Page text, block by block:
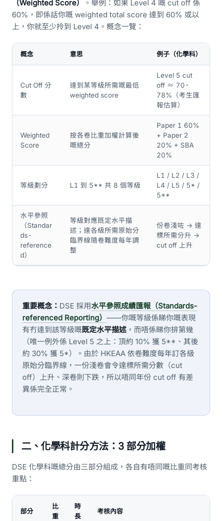
（Weighted Score）
。舉例：如果 Level 4 嘅 cut off 係
60%，即係話你嘅 weighted total score 達到 60% 或以
上，你就至少拎到 Level 4。概念一覽：
概念 意思 例子（化學科）
Cut Off 分
數
達到某等級所需嘅最低
weighted score
Level 5 cut
off ≈ 70-
78%（考生匯
報估算）
Weighted
Score
按各卷比重加權計算後
嘅總分
Paper 1 60%
+ Paper 2
20% + SBA
20%
等級劃分 L1 到 5** 共 8 個等級
L1 / L2 / L3 /
L4 / L5 / 5* /
5**
水平參照
（Standar
ds-
reference
d）
等級對應既定水平描
述；達各級所需原始分
臨界線隨卷難度每年調
整
份卷淺咗 -> 達
標所需分升 ->
cut off 上升
重要概念： DSE 採用水平參照成績匯報（Standards-
referenced Reporting） ——你嘅等級係睇你嘅表現
有冇達到該等級嘅既定水平描述，而唔係睇你排第幾
（唯一例外係 Level 5 之上：頂約 10% 獲 5**、其後
約 30% 獲 5*）。由於 HKEAA 依卷難度每年訂各級
原始分臨界線，一份淺卷會令達標所需分數（cut
off）上升、深卷則下跌，所以唔同年份 cut off 有差
異係完全正常。
二、化學科計分方法：3 部分加權
DSE 化學科嘅總分由三部分組成，各自有唔同嘅比重同考核
重點：
部分
比
重
時
長
考核內容